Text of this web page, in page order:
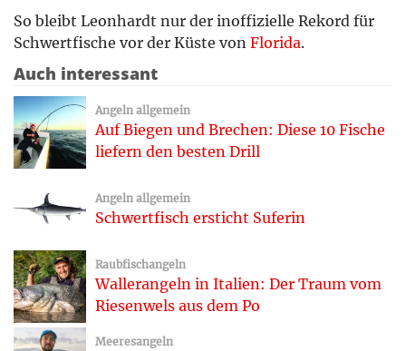
So bleibt Leonhardt nur der inoffizielle Rekord für
Schwertfische vor der Küste von Florida.
Auch interessant
Angeln allgemein
Auf Biegen und Brechen: Diese 10 Fische
liefern den besten Drill
Angeln allgemein
Schwertfisch ersticht Suferin
Raubfischangeln
Wallerangeln in Italien: Der Traum vom
Riesenwels aus dem Po
Meeresangeln